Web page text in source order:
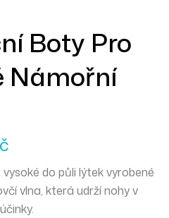
Boty Pro
Námořní
do půli lýtek vyrobené
vlna, která udrží nohy v